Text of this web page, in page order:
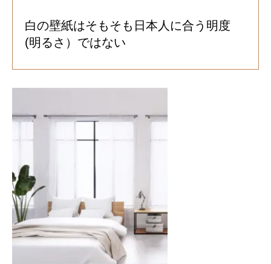
白の壁紙はそもそも日本人に合う明度
(明るさ）ではない